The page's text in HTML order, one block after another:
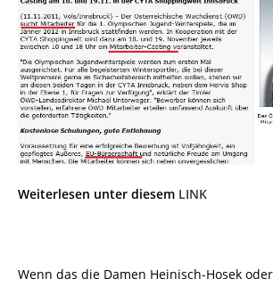
Weiterlesen unter diesem LINK
Wenn das die Damen Heinisch-Hosek